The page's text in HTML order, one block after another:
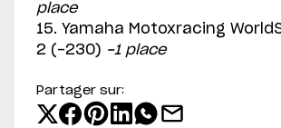
place
15. Yamaha Motoxracing
2 (-230) -1 place
Partager sur: